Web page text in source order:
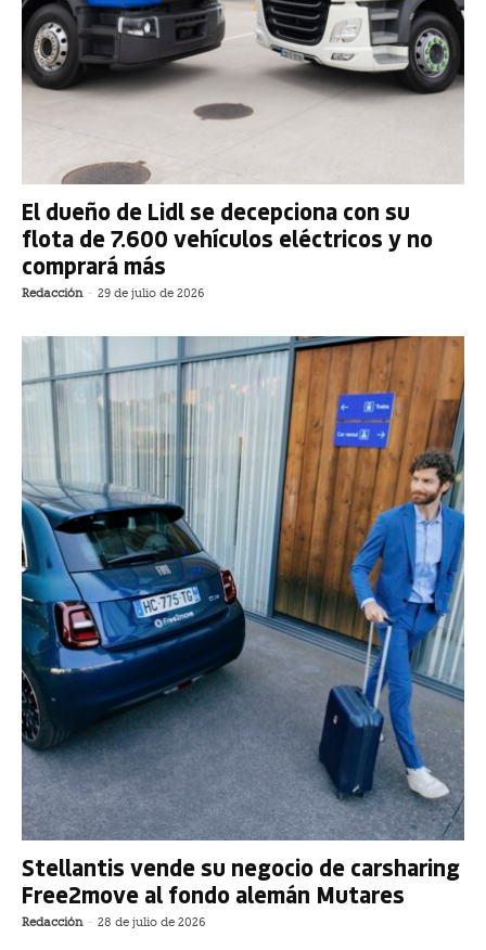
El dueño de Lidl se decepciona con su
flota de 7.600 vehículos eléctricos y no
comprará más
Redacción - 29 de julio de 2026
Stellantis vende su negocio de carsharing
Free2move al fondo alemán Mutares
Redacción - 28 de julio de 2026